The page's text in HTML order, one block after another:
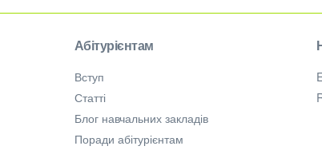
Абітурієнтам
Вступ
Статті
Блог навчальних закладів
Поради абітурієнтам